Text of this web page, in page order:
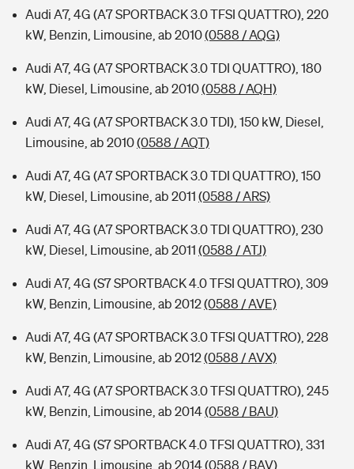
Kinderunfall-Check: Mehr Sicherheit für deine Kids
Typklassen: So ist Ihr Auto eingestuft
Sie haben Fragen?
Audi A7, 4G (A7 SPORTBACK 3.0 TFSI QUATTRO), 220
kW, Benzin, Limousine, ab 2010(0588 / AQG)
Audi A7, 4G (A7 SPORTBACK 3.0 TDI QUATTRO), 180
kW, Diesel, Limousine, ab 2010(0588 / AQH)
Audi A7, 4G (A7 SPORTBACK 3.0 TDI), 150 kW, Diesel,
Limousine, ab 2010(0588 / AQT)
Audi A7, 4G (A7 SPORTBACK 3.0 TDI QUATTRO), 150
kW, Diesel, Limousine, ab 2011 (0588 / ARS)
Audi A7, 4G (A7 SPORTBACK 3.0 TDI QUATTRO), 230
kW, Diesel, Limousine, ab 2011 (0588 / ATJ)
Audi A7, 4G (S7 SPORTBACK 4.0 TFSI QUATTRO), 309
kW, Benzin, Limousine, ab 2012(0588 / AVE)
Audi A7, 4G (A7 SPORTBACK 3.0 TFSI QUATTRO), 228
kW, Benzin, Limousine, ab 2012(0588 / AVX)
Audi A7, 4G (A7 SPORTBACK 3.0 TFSI QUATTRO), 245
kW, Benzin, Limousine, ab 2014(0588 / BAU)
Audi A7, 4G (S7 SPORTBACK 4.0 TFSI QUATTRO), 331
kW, Benzin, Limousine, ab 2014(0588 / BAV)